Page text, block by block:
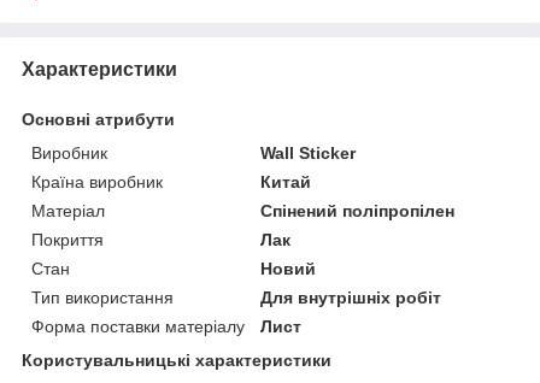
Характеристики
Основні атрибути
Виробник
Wall Sticker
Країна виробник
Китай
Матеріал
Спінений поліпропілен
Покриття
Лак
Стан
Новий
Тип використання
Для внутрішніх робіт
Форма поставки матеріалу
Лист
Користувальницькі характеристики